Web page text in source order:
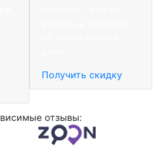
Получить скидку
отзывы: